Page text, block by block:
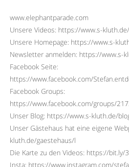
www.elephantparade.com
Unsere Videos: https://www.s-
Unsere Homepage: https://www.s-
Newsletter anmelden: https://www.s-
Facebook Seite:
https://www.facebook.com/
Facebook Groups:
https://www.facebook.com/groups/
Unser Blog: https://www.s-kluth.de/
Unser Gästehaus hat eine eigene
kluth.de/gaestehaus/l
Die Karte zu den Videos: https://bit.ly/
Insta: https://www.instagram.com/